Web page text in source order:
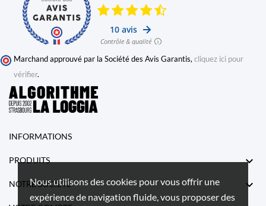
Nous utilisons des cookies pour vous offrir une
expérience de navigation fluide, vous proposer des
Marchand approuvé par la Société des Avis Garantis, cliquez ici pour
vérifier.
INFORMATIONS
PRODUITS 
NOTRE SOCIÉTÉ 